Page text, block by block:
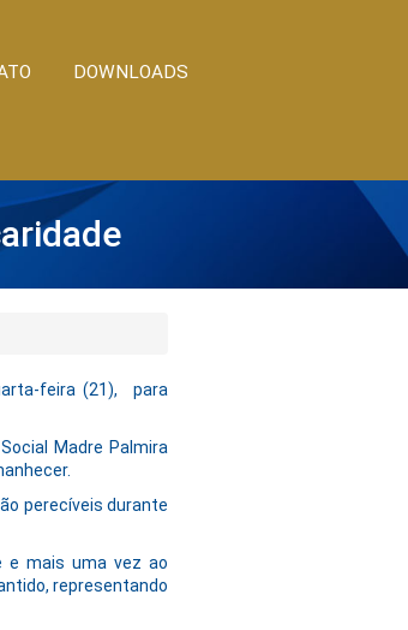
DOWNLOADS
feira (21), para
Madre Palmira
perecíveis durante
e mais uma vez ao
representando